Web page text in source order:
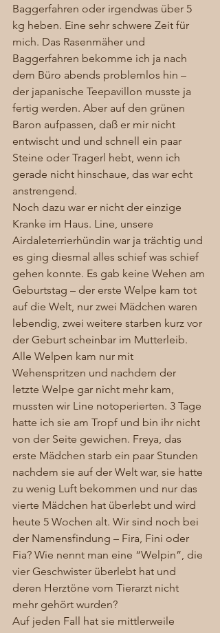
Baggerfahren oder irgendwas über 5
kg heben. Eine sehr schwere Zeit für
mich. Das Rasenmäher und
Baggerfahren bekomme ich ja nach
dem Büro abends problemlos hin –
der japanische Teepavillon musste ja
fertig werden. Aber auf den grünen
Baron aufpassen, daß er mir nicht
entwischt und und schnell ein paar
Steine oder Tragerl hebt, wenn ich
gerade nicht hinschaue, das war echt
anstrengend.
Noch dazu war er nicht der einzige
Kranke im Haus. Line, unsere
Airdaleterrierhündin war ja trächtig und
es ging diesmal alles schief was schief
gehen konnte. Es gab keine Wehen am
Geburtstag – der erste Welpe kam tot
auf die Welt, nur zwei Mädchen waren
lebendig, zwei weitere starben kurz vor
der Geburt scheinbar im Mutterleib.
Alle Welpen kam nur mit
Wehenspritzen und nachdem der
letzte Welpe gar nicht mehr kam,
mussten wir Line notoperierten. 3 Tage
hatte ich sie am Tropf und bin ihr nicht
von der Seite gewichen. Freya, das
erste Mädchen starb ein paar Stunden
nachdem sie auf der Welt war, sie hatte
zu wenig Luft bekommen und nur das
vierte Mädchen hat überlebt und wird
heute 5 Wochen alt. Wir sind noch bei
der Namensfindung – Fira, Fini oder
Fia? Wie nennt man eine “Welpin”, die
vier Geschwister überlebt hat und
deren Herztöne vom Tierarzt nicht
mehr gehört wurden?
Auf jeden Fall hat sie mittlerweile